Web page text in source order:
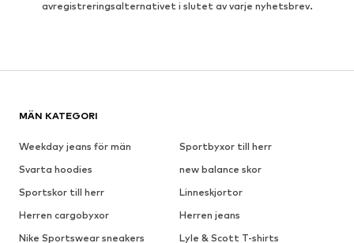
avregistreringsalternativet i slutet av varje nyhetsbrev.
MÄN KATEGORI
Weekday jeans för män
Sportbyxor till herr
Svarta hoodies
new balance skor
Sportskor till herr
Linneskjortor
Herren cargobyxor
Herren jeans
Nike Sportswear sneakers
Lyle & Scott T-shirts